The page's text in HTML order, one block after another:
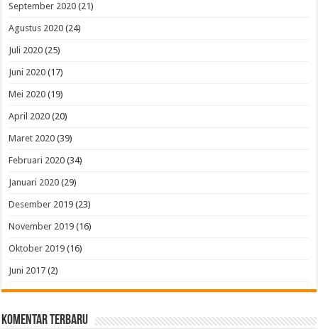
September 2020 (21)
Agustus 2020 (24)
Juli 2020 (25)
Juni 2020 (17)
Mei 2020 (19)
April 2020 (20)
Maret 2020 (39)
Februari 2020 (34)
Januari 2020 (29)
Desember 2019 (23)
November 2019 (16)
Oktober 2019 (16)
Juni 2017 (2)
Komentar Terbaru